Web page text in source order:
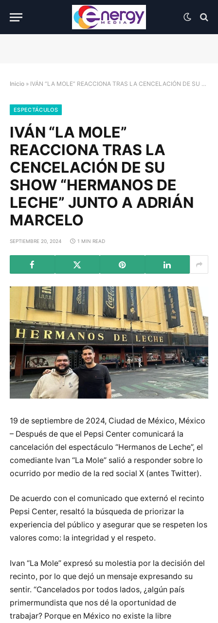
Inicio » IVÁN “LA MOLE” REACCIONA TRAS LA CENCELACIÓN DE SU SHOW “HERMANOS DE LECHE” JUNTO A ADRIÁN MARCELO
ESPECTÁCULOS
IVÁN “LA MOLE”
REACCIONA TRAS LA
CENCELACIÓN DE SU
SHOW “HERMANOS DE
LECHE” JUNTO A ADRIÁN
MARCELO
SEPTIEMBRE 20, 2024 1 MIN READ
19 de septiembre de 2024, Ciudad de México, México
– Después de que el Pepsi Center comunicará la
cancelación del espectáculo “Hermanos de Leche”, el
comediante Ivan “La Mole” salió a responder sobre lo
ocurrido por medio de la red social X (antes Twitter).
De acuerdo con el comunicado que externó el recinto
Pepsi Center, resaltó la búsqueda de priorizar la
experiencia del público y asegurar que se respeten los
valores como: la integridad y el respeto.
Ivan “La Mole” expresó su molestia por la decisión del
recinto, por lo que dejó un mensaje expresando su
sentir. “Cancelados por todos lados, ¿algún país
primermundista que nos dé la oportunidad de
trabajar? Porque en México no existe la libre